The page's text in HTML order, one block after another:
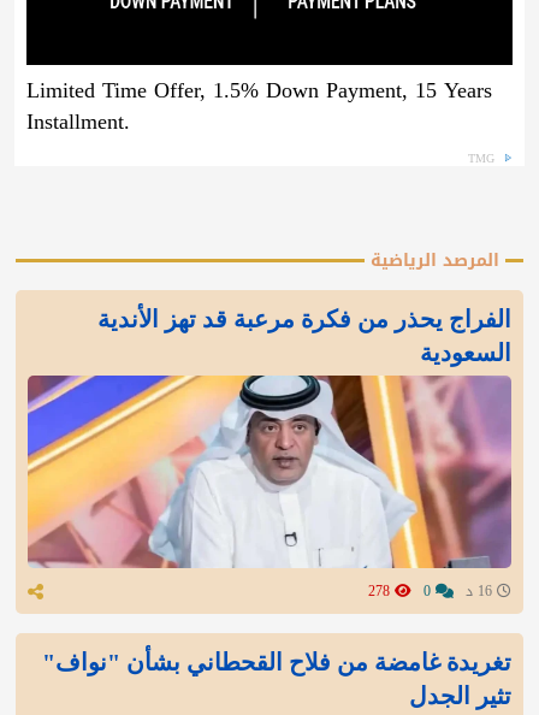
Limited Time Offer, 1.5% Down Payment, 15 Years
Installment.
TMG
المرصد الرياضية
الفراج يحذر من فكرة مرعبة قد تهز الأندية
السعودية
تغريدة غامضة من فلاح القحطاني بشأن "نواف"
تثير الجدل